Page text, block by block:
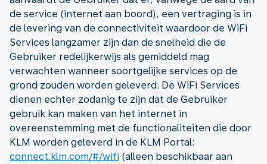
de service (internet aan boord), een vertraging is in
de levering van de connectiviteit waardoor de WiFi
Services langzamer zijn dan de snelheid die de
Gebruiker redelijkerwijs als gemiddeld mag
verwachten wanneer soortgelijke services op de
grond zouden worden geleverd. De WiFi Services
dienen echter zodanig te zijn dat de Gebruiker
gebruik kan maken van het internet in
overeenstemming met de functionaliteiten die door
KLM worden geleverd in de KLM Portal:
connect.klm.com/#/wifi (alleen beschikbaar aan